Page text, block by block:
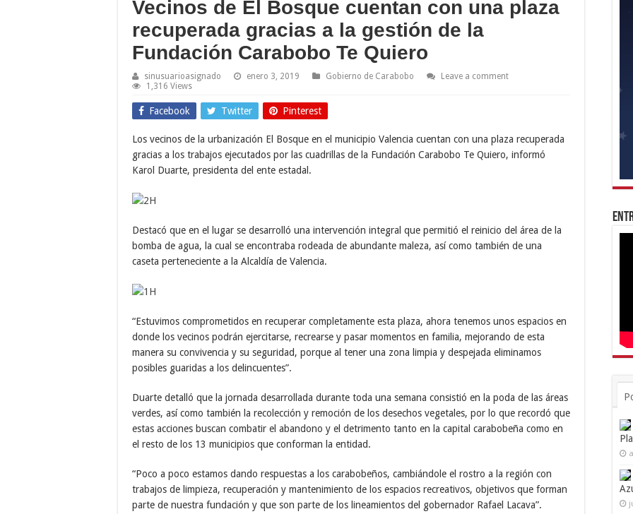
Vecinos de El Bosque cuentan con una plaza
recuperada gracias a la gestión de la
Fundación Carabobo Te Quiero
sinusuarioasignado enero 3, 2019 Gobierno de Carabobo
Leave a comment
1,316 Views
Facebook Twitter Pinterest
Los vecinos de la urbanización El Bosque en el municipio Valencia cuentan con una plaza recuperada
gracias a los trabajos ejecutados por las cuadrillas de la Fundación Carabobo Te Quiero, informó
Karol Duarte, presidenta del ente estadal.
Destacó que en el lugar se desarrolló una intervención integral que permitió el reinicio del área de la
bomba de agua, la cual se encontraba rodeada de abundante maleza, así como también de una
caseta perteneciente a la Alcaldía de Valencia.
“Estuvimos comprometidos en recuperar completamente esta plaza, ahora tenemos unos espacios en
donde los vecinos podrán ejercitarse, recrearse y pasar momentos en familia, mejorando de esta
manera su convivencia y su seguridad, porque al tener una zona limpia y despejada eliminamos
posibles guaridas a los delincuentes”.
Duarte detalló que la jornada desarrollada durante toda una semana consistió en la poda de las áreas
verdes, así como también la recolección y remoción de los desechos vegetales, por lo que recordó que
estas acciones buscan combatir el abandono y el detrimento tanto en la capital carabobeña como en
el resto de los 13 municipios que conforman la entidad.
“Poco a poco estamos dando respuestas a los carabobeños, cambiándole el rostro a la región con
trabajos de limpieza, recuperación y mantenimiento de los espacios recreativos, objetivos que forman
parte de nuestra fundación y que son parte de los lineamientos del gobernador Rafael Lacava”.